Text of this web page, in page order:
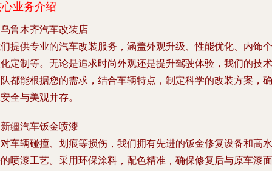
业务介绍
乌鲁木齐汽车改装店
提供专业的汽车改装服务，涵盖外观升级、性能优化、内饰个
定制等。无论是追求时尚外观还是提升驾驶体验，我们的技术
都能根据您的需求，结合车辆特点，制定科学的改装方案，确
全与美观并存。
新疆汽车钣金喷漆
车辆碰撞、划痕等损伤，我们拥有先进的钣金修复设备和高水
喷漆工艺。采用环保涂料，配色精准，确保修复后与原车漆面